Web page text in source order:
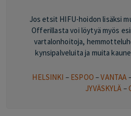
Jos etsit HIFU-hoidon lisäksi
Offerillasta voi löytyä myös
vartalonhoitoja,
kynsipalveluita ja muita
HELSINKI – ESPOO –VANTAA
JYVÄSKYLÄ –